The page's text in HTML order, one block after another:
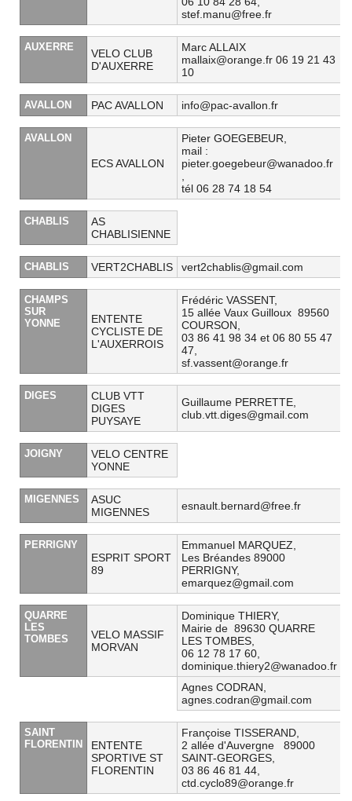
stef.manu@free.fr
AUXERRE
VELO CLUB
D'AUXERRE
Marc ALLAIX
mallaix@orange.fr 06 19 21 43
10
AVALLON PAC AVALLON info@pac-avallon.fr
AVALLON
ECS AVALLON
Pieter GOEGEBEUR,
mail :
pieter.goegebeur@wanadoo.fr
,
tél 06 28 74 18 54
CHABLIS
AS
CHABLISIENNE
CHABLIS VERT2CHABLIS vert2chablis@gmail.com
CHAMPS
SUR
YONNE
ENTENTE
CYCLISTE DE
L'AUXERROIS
Frédéric VASSENT,
15 allée Vaux Guilloux 89560
COURSON,
03 86 41 98 34 et 06 80 55 47
47,
sf.vassent@orange.fr
DIGES
CLUB VTT
DIGES
PUYSAYE
Guillaume PERRETTE,
club.vtt.diges@gmail.com
JOIGNY
VELO CENTRE
YONNE
MIGENNES
ASUC
MIGENNES
esnault.bernard@free.fr
PERRIGNY
ESPRIT SPORT
89
Emmanuel MARQUEZ,
Les Bréandes 89000
PERRIGNY,
emarquez@gmail.com
QUARRE
LES
TOMBES
VELO MASSIF
MORVAN
Dominique THIERY,
Mairie de 89630 QUARRE
LES TOMBES,
06 12 78 17 60,
dominique.thiery2@wanadoo.fr
Agnes CODRAN,
agnes.codran@gmail.com
SAINT
FLORENTIN
ENTENTE
SPORTIVE ST
FLORENTIN
Françoise TISSERAND,
2 allée d'Auvergne 89000
SAINT-GEORGES,
03 86 46 81 44,
ctd.cyclo89@orange.fr